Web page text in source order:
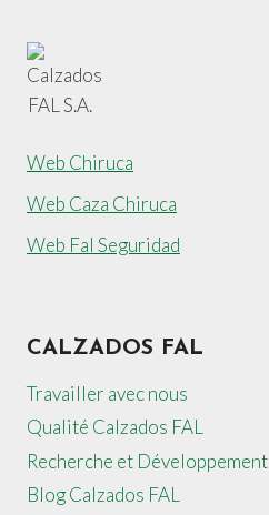
Web Chiruca
Web Caza Chiruca
Web Fal Seguridad
CALZADOS FAL
Travailler avec nous
Qualité Calzados FAL
Recherche et Développement
Blog Calzados FAL